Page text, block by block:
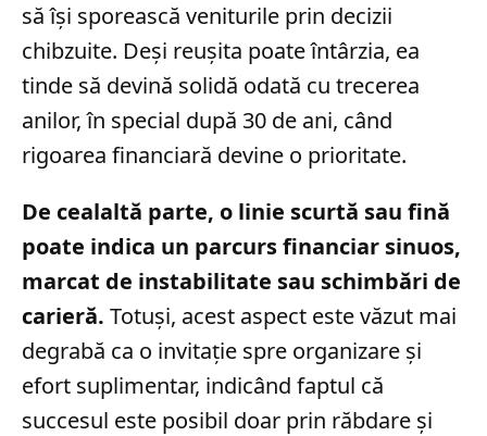
să își sporească veniturile prin decizii
chibzuite. Deși reușita poate întârzia, ea
tinde să devină solidă odată cu trecerea
anilor, în special după 30 de ani, când
rigoarea financiară devine o prioritate.
De cealaltă parte, o linie scurtă sau fină
poate indica un parcurs financiar sinuos,
marcat de instabilitate sau schimbări de
carieră. Totuși, acest aspect este văzut mai
degrabă ca o invitație spre organizare și
efort suplimentar, indicând faptul că
succesul este posibil doar prin răbdare și